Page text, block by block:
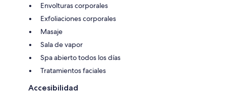
Envolturas corporales
Exfoliaciones corporales
Masaje
Sala de vapor
Spa abierto todos los días
Tratamientos faciales
Accesibilidad